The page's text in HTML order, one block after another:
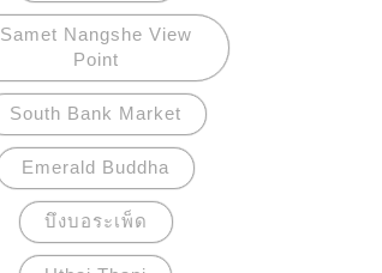
Samet Nangshe View
Point
South Bank Market
Emerald Buddha
บึงบอระเพ็ด